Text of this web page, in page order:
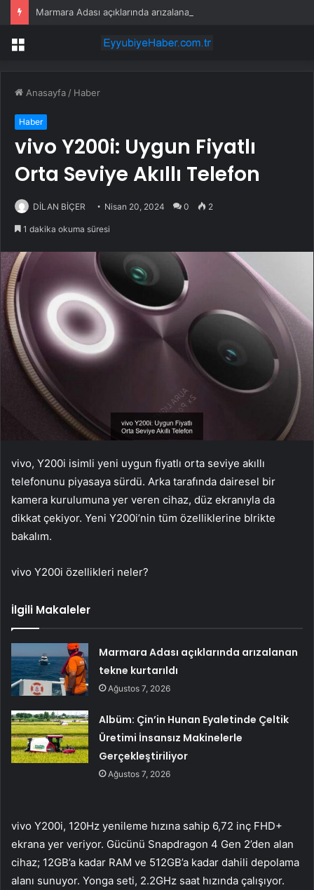
Marmara Adası açıklarında arızalanan tekne kurtarıldı
Menü
Anasayfa / Haber
Haber
vivo Y200i: Uygun Fiyatlı
Orta Seviye Akıllı Telefon
DİLAN BİÇER Nisan 20, 2024 0 2
1 dakika okuma süresi
vivo, Y200i isimli yeni uygun fiyatlı orta seviye akıllı
telefonunu piyasaya sürdü. Arka tarafında dairesel bir
kamera kurulumuna yer veren cihaz, düz ekranıyla da
dikkat çekiyor. Yeni Y200i’nin tüm özelliklerine blrikte
bakalım.
vivo Y200i özellikleri neler?
İlgili Makaleler
Marmara Adası açıklarında arızalanan
tekne kurtarıldı
Ağustos 7, 2026
Albüm: Çin’in Hunan Eyaletinde Çeltik
Üretimi İnsansız Makinelerle
Gerçekleştiriliyor
Ağustos 7, 2026
vivo Y200i, 120Hz yenileme hızına sahip 6,72 inç FHD+
ekrana yer veriyor. Gücünü Snapdragon 4 Gen 2’den alan
cihaz; 12GB’a kadar RAM ve 512GB’a kadar dahili depolama
alanı sunuyor. Yonga seti, 2.2GHz saat hızında çalışıyor.